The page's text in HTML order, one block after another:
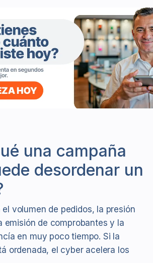
una campaña
desordenar un
el volumen de pedidos, la presión
emisión de comprobantes y la
en muy poco tiempo. Si la
ordenada, el cyber acelera los